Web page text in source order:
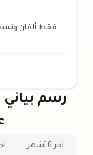
فقط ألفان
رسم
آخر 6 أشهر آخر